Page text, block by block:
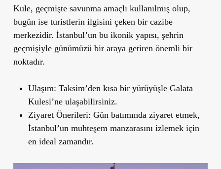
Kule, geçmişte savunma amaçlı kullanılmış olup,
bugün ise turistlerin ilgisini çeken bir cazibe
merkezidir. İstanbul’un bu ikonik yapısı, şehrin
geçmişiyle günümüzü bir araya getiren önemli bir
noktadır.
Ulaşım: Taksim’den kısa bir yürüyüşle Galata
Kulesi’ne ulaşabilirsiniz.
Ziyaret Önerileri: Gün batımında ziyaret etmek,
İstanbul’un muhteşem manzarasını izlemek için
en ideal zamandır.